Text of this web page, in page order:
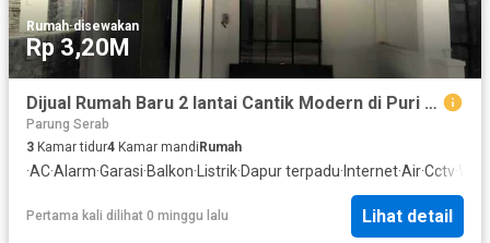
Rumah·disewakan
Rp 3,20M
Dijual Rumah Baru 2 lantai Cantik Modern di Puri Bintaro sektor 9
Parung Serab
3 Kamar tidur4 Kamar mandi Rumah
·AC·Alarm·Garasi·Balkon· Listrik·Dapur terpadu· Internet·Air·Cctv·
Pertama kali dilihat 0 minggu lalu Lihat detail